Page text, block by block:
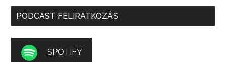
PODCAST FELIRATKOZÁS
SPOTIFY